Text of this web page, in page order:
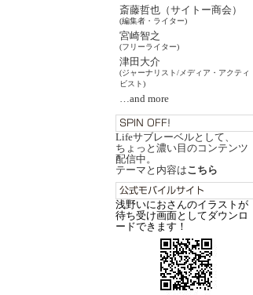
斎藤哲也（サイトー商会）
(編集者・ライター)
宮崎智之
(フリーライター)
津田大介
(ジャーナリスト/メディア・アクティ
ビスト)
…and more
Lifeサブレーベルとして、
ちょっと濃い目のコンテンツ
配信中。
テーマと内容はこちら
浅野いにおさんのイラストが
待ち受け画面としてダウンロ
ードできます！